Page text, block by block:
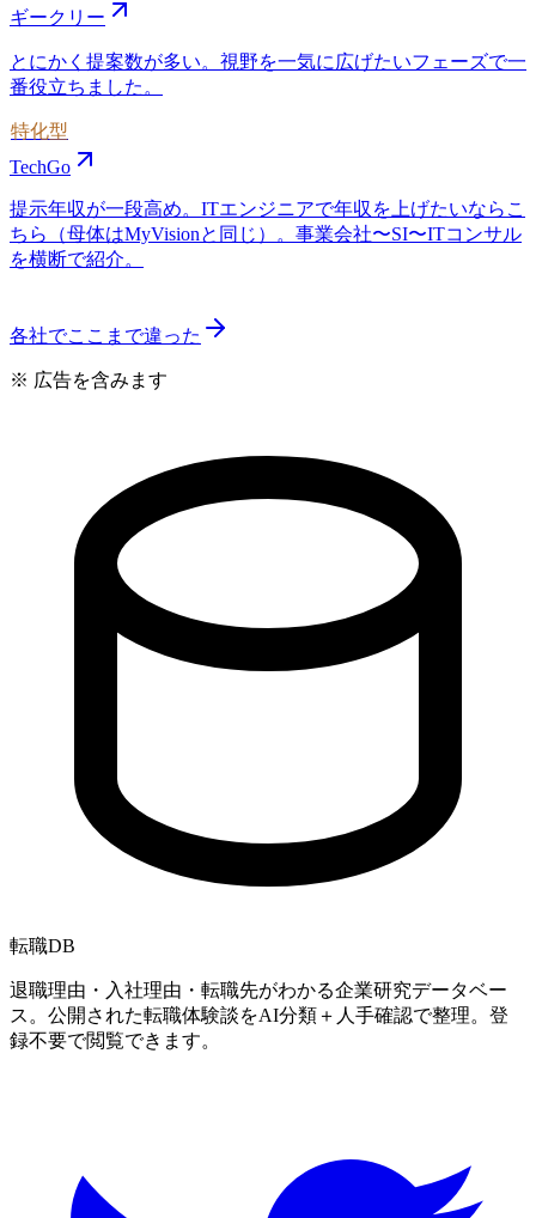
ギークリー
とにかく提案数が多い。視野を一気に広げたいフェーズで一
番役立ちました。
特化型
TechGo
提示年収が一段高め。ITエンジニアで年収を上げたいならこ
ちら（母体はMyVisionと同じ）。事業会社〜SI〜ITコンサル
を横断で紹介。
各社でここまで違った
※ 広告を含みます
転職DB
退職理由・入社理由・転職先がわかる企業研究データベー
ス。公開された転職体験談をAI分類＋人手確認で整理。登
録不要で閲覧できます。